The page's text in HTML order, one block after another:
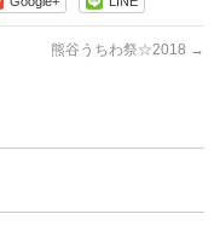
熊谷うちわ祭☆2018 →